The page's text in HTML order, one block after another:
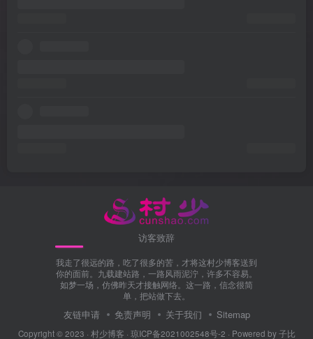
访客致辞
我走了很远的路，吃了很多的苦，才将这村少博客送到
你的面前。九载建站路，一路风雨泥泞，许多不容易。
如梦一场，仿佛昨天才接触网络。这一路，信念很简
单，把站做下去。
友链申请 免责声明 关于我们 Sitemap
Copyright © 2023 · 村少博客 · 琼ICP备2021002548号-2 · Powered by子比